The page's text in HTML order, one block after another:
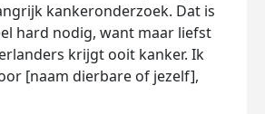
kankeronderzoek. Dat is
hard nodig, want maar liefst
krijgt ooit kanker. Ik
[naam dierbare of jezelf],